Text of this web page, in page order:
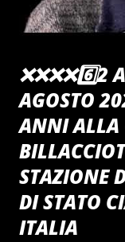
❌️❌️❌️❌️6️⃣2
AGOSTO
ANNI ALLA
STAZIONE
DI STATO
ITALIA